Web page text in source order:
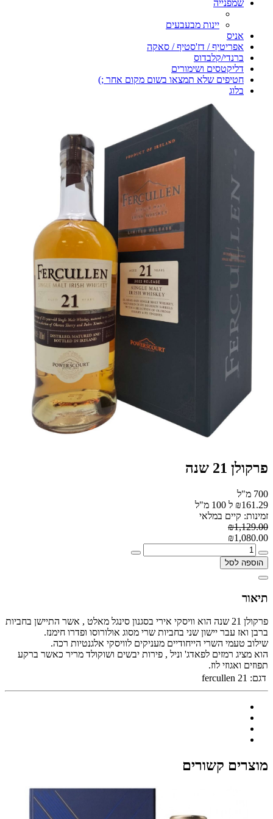
שמפנייה
יינות מבעבעים
אניס
אפריטיף / דז'סטיף / סאקה
ברנדי/קלבדוס
דליקטסים ושימורים
חטיפים שלא תמצאו בשום מקום אחר ;)
בלוג
פרקולן 21 שנה
700 מ"ל
₪161.29 ל 100 מ"ל
זמינות: קיים במלאי
₪1,129.00
₪1,080.00
הוספה לסל
תיאור
פרקולן 21 שנה הוא וויסקי אירי בסגנון סינגל מאלט , אשר התיישן בחביות
ברבן ואז עבר יישון שני בחביות שרי מסוג אולורוסו ופדרו חימנז.
שילוב טעמי השרי הייחודיים מעניקים לוויסקי אלגנטיות רכה.
הוא מציג רמזים לפאדג' וניל , פירות יבשים ושוקולד מריר כאשר ברקע
תפוזים ואגוזי לוז.
דגם: fercullen 21
מוצרים קשורים